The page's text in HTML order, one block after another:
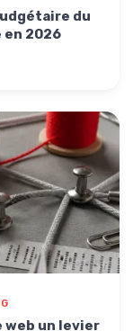
du
en 2026
web un levier